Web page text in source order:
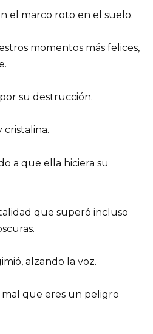
el marco roto en el suelo.
momentos más felices,
su destrucción.
cristalina.
a que ella hiciera su
que superó incluso
alzando la voz.
mal que eres un peligro